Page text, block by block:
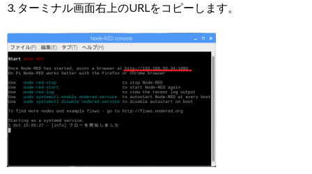
3. ターミナル画面右上のURLをコピーします。